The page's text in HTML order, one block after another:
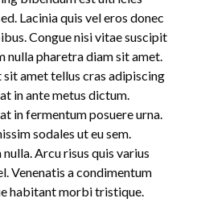
Lacinia quis vel eros donec
Congue nisi vitae suscipit
nulla pharetra diam sit amet.
amet tellus cras adipiscing
in ante metus dictum.
in fermentum posuere urna.
sodales ut eu sem.
Arcu risus quis varius
Venenatis a condimentum
habitant morbi tristique.